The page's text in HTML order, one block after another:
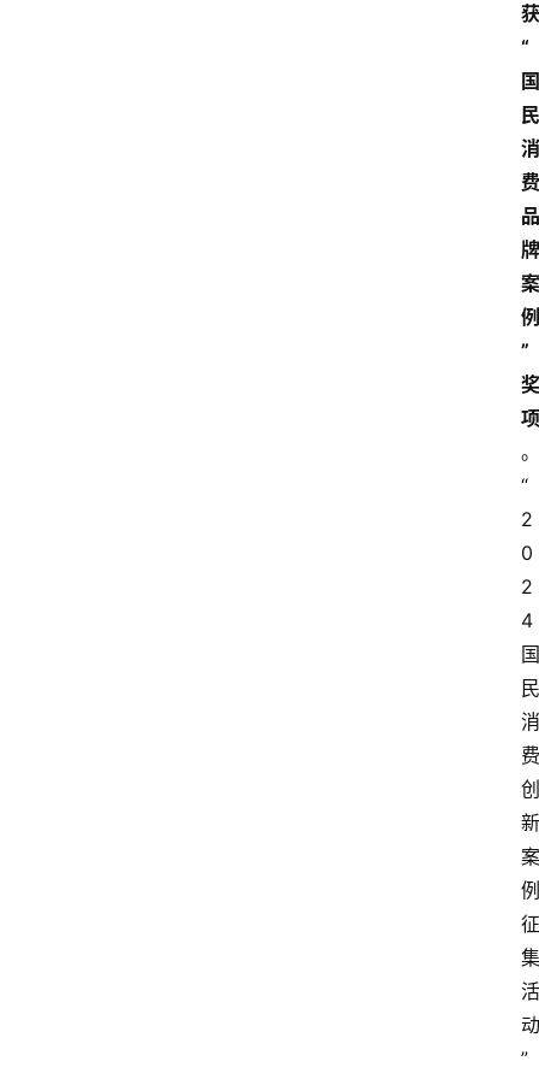
获
“
国
民
消
费
品
牌
案
例
”
奖
项
。
“
2
0
2
4
国
民
消
费
创
新
案
例
征
集
活
动
”